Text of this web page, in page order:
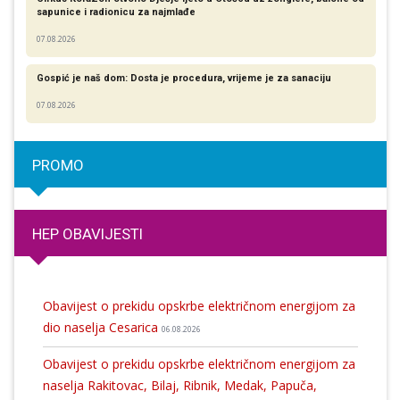
sapunice i radionicu za najmlađe
07.08.2026
Gospić je naš dom: Dosta je procedura, vrijeme je za sanaciju
07.08.2026
PROMO
HEP OBAVIJESTI
Obavijest o prekidu opskrbe električnom energijom za
dio naselja Cesarica 06.08.2026
Obavijest o prekidu opskrbe električnom energijom za
naselja Rakitovac, Bilaj, Ribnik, Medak, Papuča,